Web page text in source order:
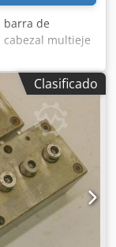
barra de
multieje
para
de transmisión
A R Rgsx
hacia la
32 mm -
190/80/A110
Clasificado